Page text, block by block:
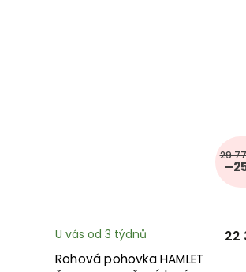
29
Rohová pohovka HAMLET
U vás od 3 týdnů 22